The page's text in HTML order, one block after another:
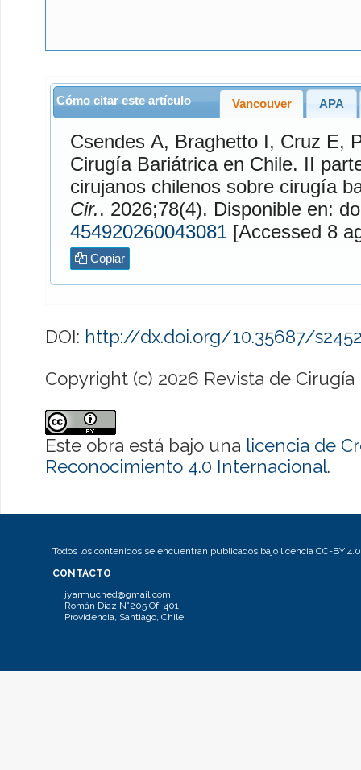
Cómo citar este artículo Vancouver APA
CsendesA, BraghettoI, Cruz E,
Cirugía Bariátrica en Chile. II
cirujanos chilenos sobre cirugía
Cir.
. 2026;78(4). Disponible en:
454920260043081
Copiar
DOI: http://dx.doi.org/10.35687/
Copyright (c) 2026 Revista de Cirugía
Este obra está bajo una licencia de
Reconocimiento 4.0 Internacional.
Todos los contenidos se encuentran publicados bajo licencia CC-BY 4.0
CONTACTO
jyarmuched@gmail.com
Román Díaz N°205 Of. 401.
Providencia, Santiago, Chile